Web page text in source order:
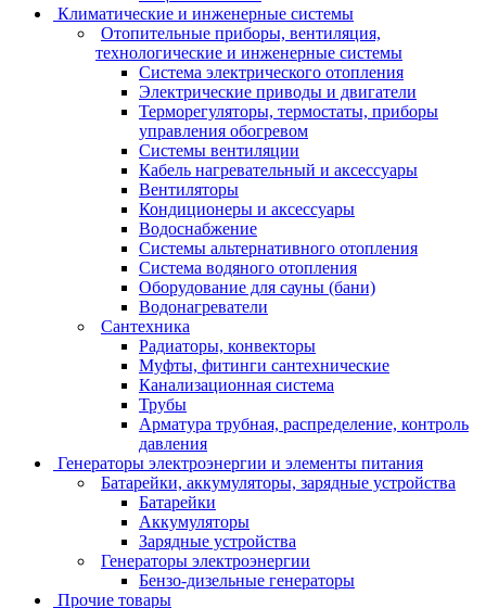
Климатические и инженерные системы
Отопительные приборы, вентиляция,
технологические и инженерные системы
Система электрического отопления
Электрические приводы и двигатели
Терморегуляторы, термостаты, приборы
управления обогревом
Системы вентиляции
Кабель нагревательный и аксессуары
Вентиляторы
Кондиционеры и аксессуары
Водоснабжение
Системы альтернативного отопления
Система водяного отопления
Оборудование для сауны (бани)
Водонагреватели
Сантехника
Радиаторы, конвекторы
Муфты, фитинги сантехнические
Канализационная система
Трубы
Арматура трубная, распределение, контроль
давления
Генераторы электроэнергии и элементы питания
Батарейки, аккумуляторы, зарядные устройства
Батарейки
Аккумуляторы
Зарядные устройства
Генераторы электроэнергии
Бензо-дизельные генераторы
Прочие товары